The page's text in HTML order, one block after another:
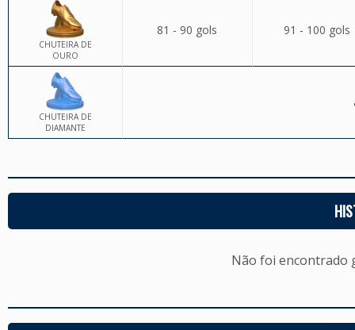
CHUTEIRA DE
OURO
81 - 90 gols 91 - 100 gols
CHUTEIRA DE
DIAMANTE
Não foi encontrado